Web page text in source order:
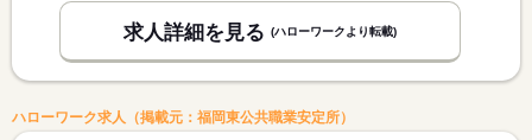
求人詳細を見る (ハローワークより転載)
ハローワーク求人（掲載元：福岡東公共職業安定所）